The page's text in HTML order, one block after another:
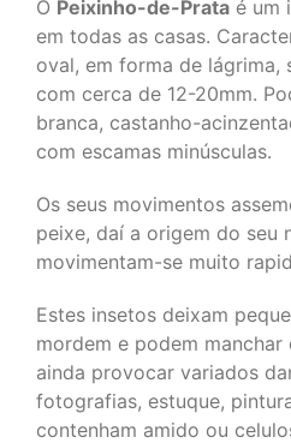
O Peixinho-de-Prata é um
em todas as casas.
oval, em forma de lágrima,
com cerca de 12-20mm.
branca, castanho-
com escamas minúsculas.
Os seus movimentos
peixe, daí a origem do seu
movimentam-se muito
Estes insetos deixam
mordem e podem manchar
ainda provocar variados
fotografias, estuque,
contenham amido ou